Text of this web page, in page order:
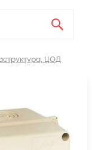
ЦОД